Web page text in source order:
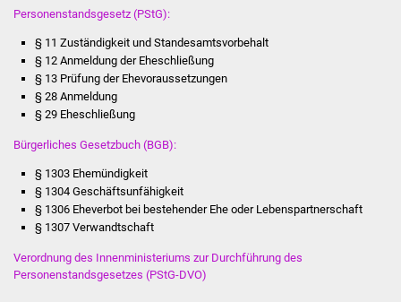
Wirtschaftsförderung
Personenstandsgesetz (PStG):
§ 11 Zuständigkeit und Standesamtsvorbehalt
§ 12 Anmeldung der Eheschließung
§ 13 Prüfung der Ehevoraussetzungen
§ 28 Anmeldung
§ 29 Eheschließung
Bürgerliches Gesetzbuch (BGB):
§ 1303 Ehemündigkeit
§ 1304 Geschäftsunfähigkeit
§ 1306 Eheverbot bei bestehender Ehe oder Lebenspartnerschaft
§ 1307 Verwandtschaft
Verordnung des Innenministeriums zur Durchführung des
Personenstandsgesetzes (PStG-DVO)